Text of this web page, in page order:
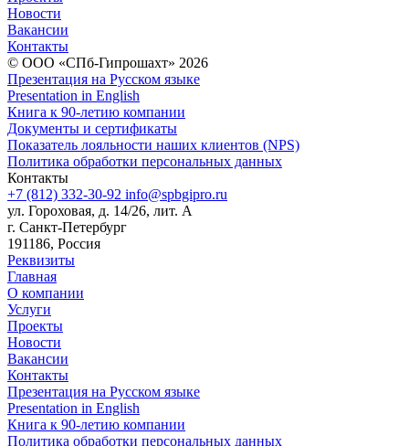
Новости
Вакансии
Контакты
© ООО «СПб-Гипрошахт» 2026
Презентация на Русском языке
Presentation in English
Книга к 90-летию компании
Документы и сертификаты
Показатель лояльности наших клиентов (NPS)
Политика обработки персональных данных
Контакты
+7 (812) 332-30-92 info@spbgipro.ru
ул. Гороховая, д. 14/26, лит. А
г. Санкт-Петербург
191186, Россия
Реквизиты
Главная
О компании
Услуги
Проекты
Новости
Вакансии
Контакты
Презентация на Русском языке
Presentation in English
Книга к 90-летию компании
Политика обработки персональных данных